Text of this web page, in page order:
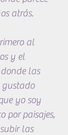
atrás.
al
y el
las
gustado
yo soy
por paisajes,
las